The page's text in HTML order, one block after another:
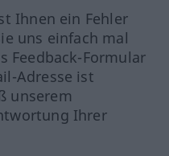
Ihnen ein Fehler
uns einfach mal
Feedback-Formular
Adresse ist
unserem
Ihrer